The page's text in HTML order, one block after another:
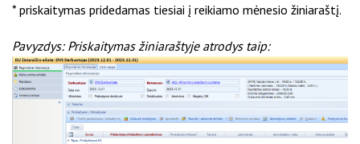
* priskaitymas pridedamas tiesiai į reikiamo mėnesio žiniaraštį.
Pavyzdys: Priskaitymas žiniaraštyje atrodys taip: